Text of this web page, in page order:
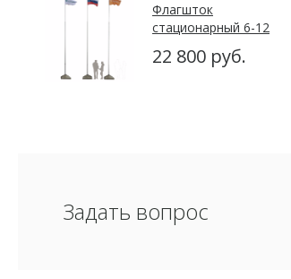
Флагшток
стационарный 6-12
метров из алюминия
22 800 руб.
Задать вопрос